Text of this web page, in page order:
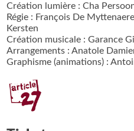
Création lumière : Cha
Régie : François De
Kersten
Création musicale : Garance
Arrangements : Anatole
Graphisme (animations) :